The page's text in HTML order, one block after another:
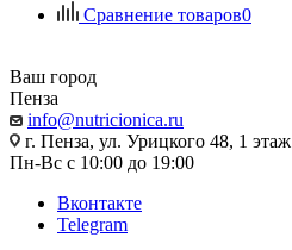
Сравнение товаров0
Ваш город
Пенза
info@nutricionica.ru
г. Пенза, ул. Урицкого 48, 1 этаж
Пн-Вс с 10:00 до 19:00
Вконтакте
Telegram